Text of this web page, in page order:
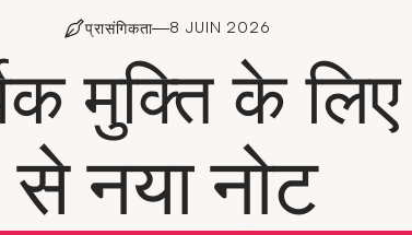
प्रासंगिकता 8 JUIN 2026
मुक्ति के
से नया नोट